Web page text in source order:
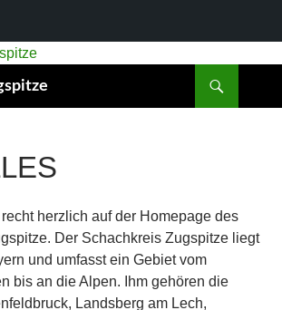
herzlich auf der Homepage des
Der Schachkreis Zugspitze liegt
und umfasst ein Gebiet vom
bis an die Alpen. Ihm gehören die
Landsberg am Lech,